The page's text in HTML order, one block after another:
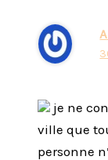
je ne
ville que
personne